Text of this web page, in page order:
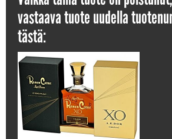
vastaava tuote uudella
tästä: